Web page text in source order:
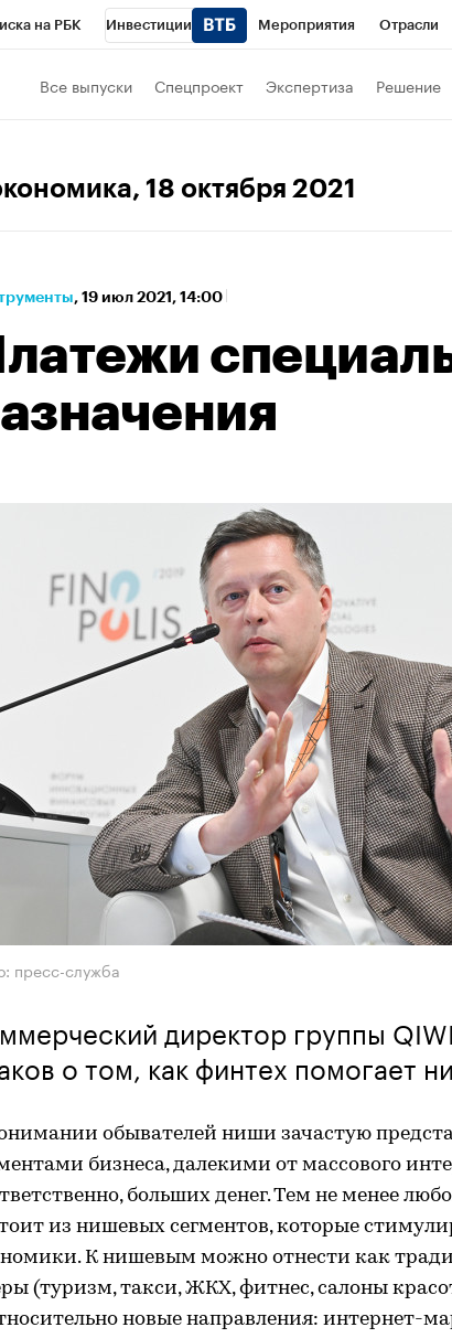
на РБК Инвестиции Мероприятия Отрасли
Конференции СПб
Все выпуски Спецпроект Экспертиза Решение
, 18 октября 2021
⁠, 19 июл 2021, 14:00
пресс-служба
директор группы
о том, как финтех помогает
обывателей ниши зачастую
бизнеса, далекими от массового
больших денег. Тем не менее
из нишевых сегментов, которые
К нишевым можно отнести как
(туризм, такси, ЖКХ, фитнес, салоны
новые направления: интернет-